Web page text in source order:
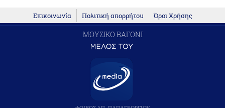
Επικοινωνία Πολιτική απορρήτου Όροι Χρήσης
ΜΟΥΣΙΚΟ ΒΑΓΟΝΙ